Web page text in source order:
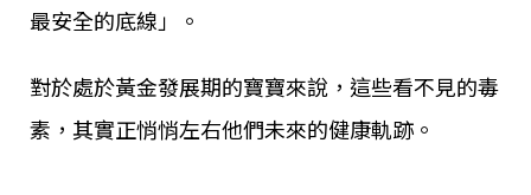
最安全的底線」。
對於處於黃金發展期的寶寶來說，這些看不見的毒
素，其實正悄悄左右他們未來的健康軌跡。